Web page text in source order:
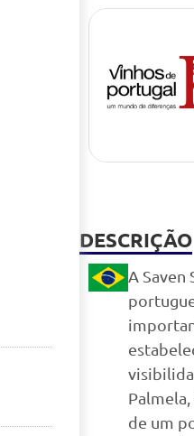
DESCRIÇÃO
A
de um